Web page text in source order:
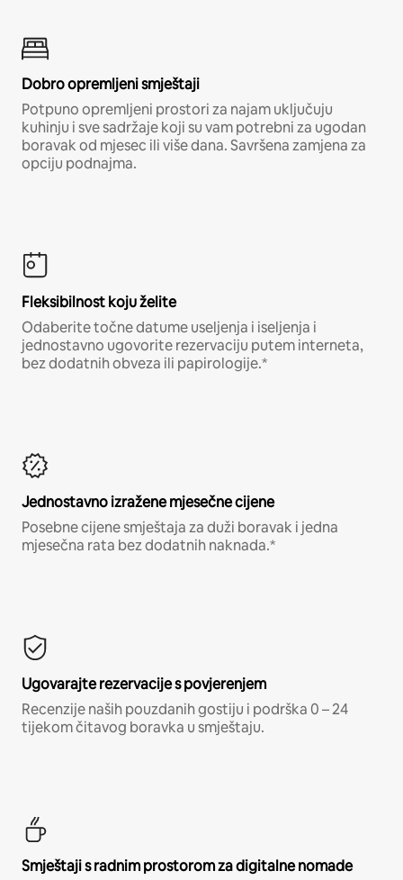
Dobro opremljeni smještaji
Potpuno opremljeni prostori za najam uključuju
kuhinju i sve sadržaje koji su vam potrebni za ugodan
boravak od mjesec ili više dana. Savršena zamjena za
opciju podnajma.
Fleksibilnost koju želite
Odaberite točne datume useljenja i iseljenja i
jednostavno ugovorite rezervaciju putem interneta,
bez dodatnih obveza ili papirologije.*
Jednostavno izražene mjesečne cijene
Posebne cijene smještaja za duži boravak i jedna
mjesečna rata bez dodatnih naknada.*
Ugovarajte rezervacije s povjerenjem
Recenzije naših pouzdanih gostiju i podrška 0 – 24
tijekom čitavog boravka u smještaju.
Smještaji s radnim prostorom za digitalne nomade